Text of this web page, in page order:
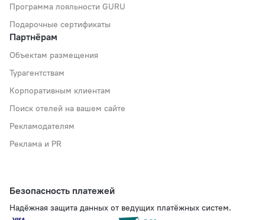
Программа лояльности GURU
Подарочные сертификаты
Партнёрам
Объектам размещения
Турагентствам
Корпоративным клиентам
Поиск отелей на вашем сайте
Рекламодателям
Реклама и PR
Безопасность платежей
Надёжная защита данных от ведущих платёжных систем.